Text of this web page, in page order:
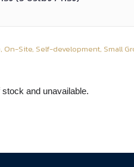
, On-Site, Self-development, Small
and unavailable.